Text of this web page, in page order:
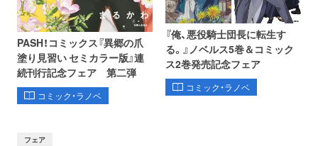
PASH！コミックス『異郷の爪
塗り見習い セミカラー版』連
続刊行記念フェア 第二弾
コミック・ラノベ
フェア
『俺、悪役騎士団長に転生す
る。』ノベルス5巻＆コミック
ス2巻発売記念フェア
コミック・ラノベ